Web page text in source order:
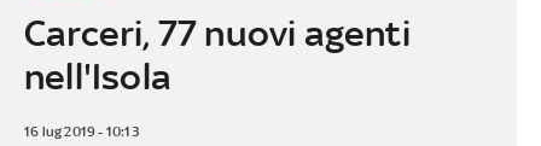
Carceri, 77 nuovi agenti
nell'Isola
16 lug 2019 - 10:13